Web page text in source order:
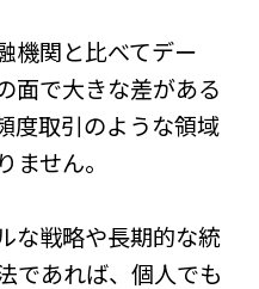
機関と比べてデー
面で大きな差がある
度取引のような領域
せん。
な戦略や長期的な統
であれば、個人でも